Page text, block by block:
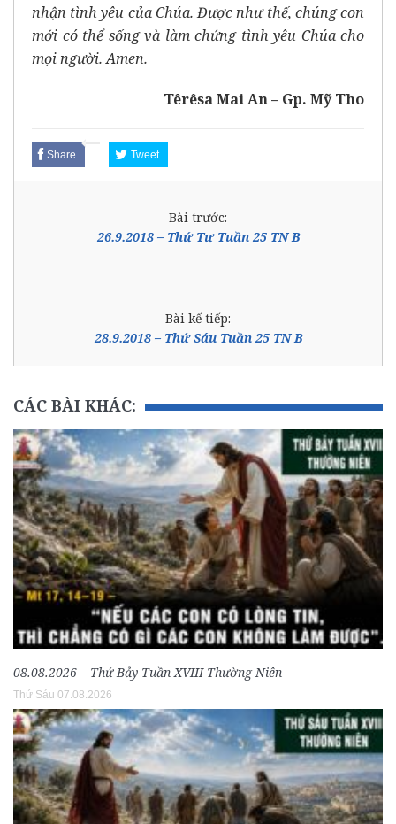
nhận tình yêu của Chúa. Được như thế, chúng con
mới có thể sống và làm chứng tình yêu Chúa cho
mọi người. Amen.
Têrêsa Mai An – Gp. Mỹ Tho
Share Tweet
Bài trước:
26.9.2018 – Thứ Tư Tuần 25 TN B
Bài kế tiếp:
28.9.2018 – Thứ Sáu Tuần 25 TN B
CÁC BÀI KHÁC:
08.08.2026 – Thứ Bảy Tuần XVIII Thường Niên
Thứ Sáu 07.08.2026